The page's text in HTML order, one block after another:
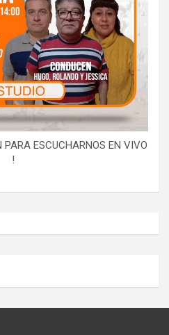
ESCUCHARNOS EN VIVO
!